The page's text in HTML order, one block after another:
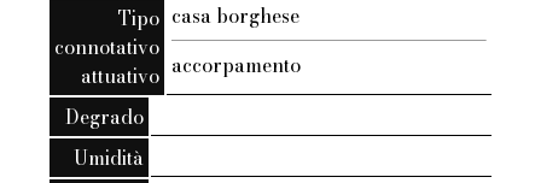
Tipo
connotativo
attuativo
casa borghese
accorpamento
Degrado
Umidità